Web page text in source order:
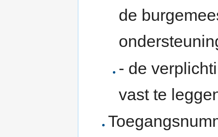
de
- de
vast te